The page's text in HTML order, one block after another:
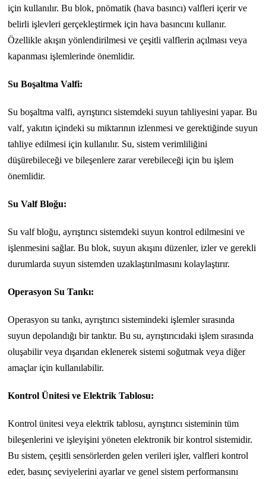
için kullanılır. Bu blok, pnömatik (hava basıncı) valfleri içerir ve
belirli işlevleri gerçekleştirmek için hava basıncını kullanır.
Özellikle akışın yönlendirilmesi ve çeşitli valflerin açılması veya
kapanması işlemlerinde önemlidir.
Su Boşaltma Valfi:
Su boşaltma valfi, ayrıştırıcı sistemdeki suyun tahliyesini yapar. Bu
valf, yakıtın içindeki su miktarının izlenmesi ve gerektiğinde suyun
tahliye edilmesi için kullanılır. Su, sistem verimliliğini
düşürebileceği ve bileşenlere zarar verebileceği için bu işlem
önemlidir.
Su Valf Bloğu:
Su valf bloğu, ayrıştırıcı sistemdeki suyun kontrol edilmesini ve
işlenmesini sağlar. Bu blok, suyun akışını düzenler, izler ve gerekli
durumlarda suyun sistemden uzaklaştırılmasını kolaylaştırır.
Operasyon Su Tankı:
Operasyon su tankı, ayrıştırıcı sistemindeki işlemler sırasında
suyun depolandığı bir tanktır. Bu su, ayrıştırıcıdaki işlem sırasında
oluşabilir veya dışarıdan eklenerek sistemi soğutmak veya diğer
amaçlar için kullanılabilir.
Kontrol Ünitesi ve Elektrik Tablosu:
Kontrol ünitesi veya elektrik tablosu, ayrıştırıcı sisteminin tüm
bileşenlerini ve işleyişini yöneten elektronik bir kontrol sistemidir.
Bu sistem, çeşitli sensörlerden gelen verileri işler, valfleri kontrol
eder, basınç seviyelerini ayarlar ve genel sistem performansını